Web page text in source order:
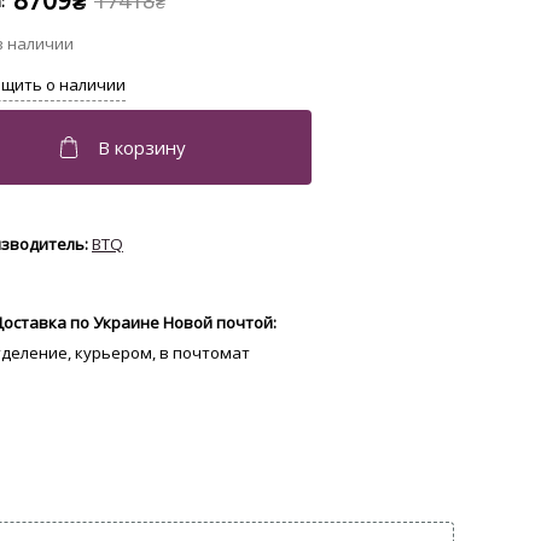
BTQ
по Украине Новой почтой:
курьером, в почтомат